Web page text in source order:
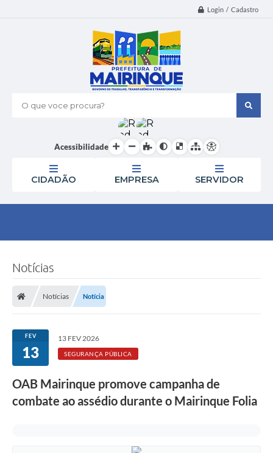
Login / Cadastro
O que voce procura?
Acessibilidade
CIDADÃO EMPRESA SERVIDOR
Notícias
Notícias Notícia
FEV
13
13 FEV 2026
SEGURANÇA PÚBLICA
OAB Mairinque promove campanha de
combate ao assédio durante o Mairinque Folia